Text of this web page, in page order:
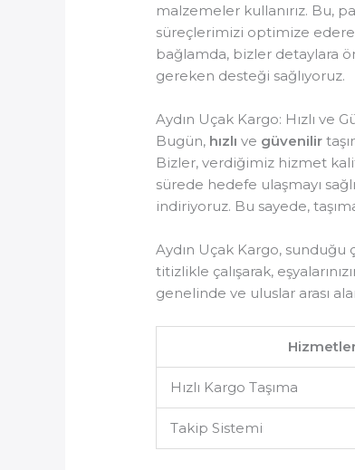
malzemeler kullanırız. Bu,
süreçlerimizi optimize
bağlamda, bizler detaylara
gereken desteği sağlıyoruz.
Aydın Uçak Kargo: Hızlı ve
Bugün, hızlı ve güvenilir
Bizler, verdiğimiz hizmet
sürede hedefe ulaşmayı
indiriyoruz. Bu sayede,
Aydın Uçak Kargo, sunduğu
titizlikle çalışarak,
genelinde ve uluslar arası
Hızlı Kargo Taşıma
Takip Sistemi